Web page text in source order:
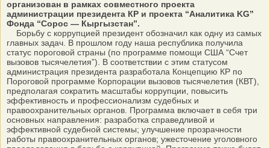
организован в рамках совместного проекта
администрации президента КР и проекта “Аналитика KG”
Фонда “Сорос — Кыргызстан”.
Борьбу с коррупцией президент обозначил как одну из самых
главных задач. В прошлом году наша республика получила
статус пороговой страны (по программе помощи США “Счет
вызовов тысячелетия”). В соответствии с этим статусом
администрация президента разработала Концепцию КР по
Пороговой программе Корпорации вызовов тысячелетия (КВТ),
предполагая сократить масштабы коррупции, повысить
эффективность и профессионализм судебных и
правоохранительных органов. Программа включает в себя три
основных направления: разработка справедливой и
эффективной судебной системы; улучшение прозрачности
работы правоохранительных органов; ужесточение уголовного